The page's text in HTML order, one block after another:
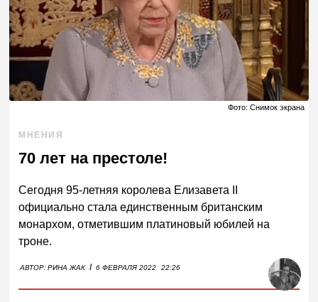
Фото: Снимок экрана
МНЕНИЯ
70 лет на престоле!
Сегодня 95-летняя королева Елизавета II
официально стала единственным британским
монархом, отметившим платиновый юбилей на
троне.
АВТОР:РИНА ЖАК I 6 ФЕВРАЛЯ 2022 22:26